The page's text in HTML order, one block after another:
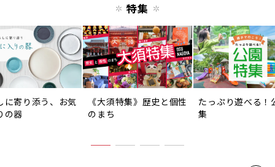
特集
に寄り添う、お気
の器
《大須特集》歴史と個性
のまち
たっぷり遊べる！
集